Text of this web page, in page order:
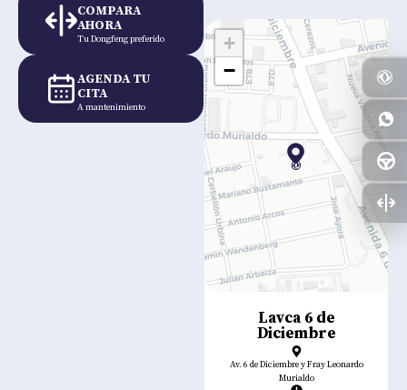
COMPARA
AHORA
Tu Dongfeng preferido
AGENDA TU
CITA
A mantenimiento
+
−
Lavca 6 de
Diciembre
Av. 6 de Diciembre y Fray Leonardo
Murialdo